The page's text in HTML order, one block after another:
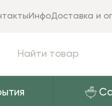
ИнфоДоставка и